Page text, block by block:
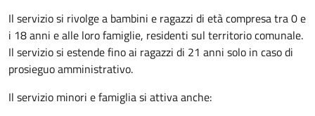
Il servizio si rivolge a bambini e ragazzi di età compresa tra 0 e
i 18 anni e alle loro famiglie, residenti sul territorio comunale.
Il servizio si estende fino ai ragazzi di 21 anni solo in caso di
prosieguo amministrativo.
Il servizio minori e famiglia si attiva anche: